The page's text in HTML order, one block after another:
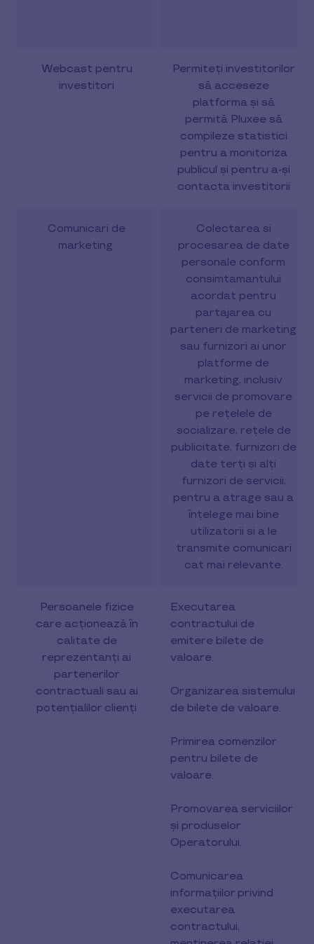
Webcast pentru
investitori
Permiteți investitorilor
să acceseze
platforma și să
permită Pluxee să
compileze statistici
pentru a monitoriza
publicul și pentru a-și
contacta investitorii
Comunicari de
marketing
Colectarea si
procesarea de date
personale conform
consimtamantului
acordat pentru
partajarea cu
parteneri de marketing
sau furnizori ai unor
platforme de
marketing, inclusiv
servicii de promovare
pe rețelele de
socializare, rețele de
publicitate, furnizori de
date terți și alți
furnizori de servicii,
pentru a atrage sau a
înțelege mai bine
utilizatorii si a le
transmite comunicari
cat mai relevante.
Persoanele fizice
care acționează în
calitate de
reprezentanți ai
partenerilor
contractuali sau ai
potențialilor clienți
Executarea
contractului de
emitere bilete de
valoare.
Organizarea sistemului
de bilete de valoare.
Primirea comenzilor
pentru bilete de
valoare.
Promovarea serviciilor
și produselor
Operatorului.
Comunicarea
informațiilor privind
executarea
contractului,